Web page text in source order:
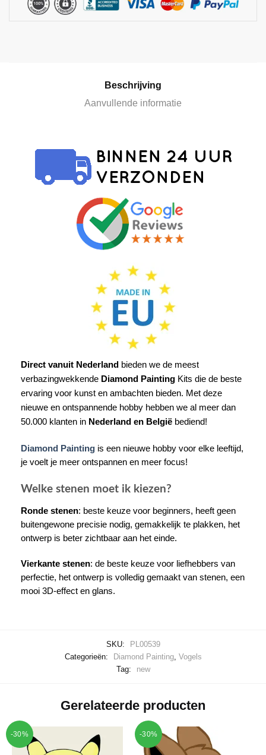
Beschrijving
Aanvullende informatie
Direct vanuit Nederland bieden we de meest
verbazingwekkende Diamond Painting Kits die de beste
ervaring voor kunst en ambachten bieden. Met deze
nieuwe en ontspannende hobby hebben we al meer dan
50.000 klanten in Nederland en België bediend!
Diamond Painting is een nieuwe hobby voor elke leeftijd,
je voelt je meer ontspannen en meer focus!
Welke stenen moet ik kiezen?
Ronde stenen: beste keuze voor beginners, heeft geen
buitengewone precisie nodig, gemakkelijk te plakken, het
ontwerp is beter zichtbaar aan het einde.
Vierkante stenen: de beste keuze voor liefhebbers van
perfectie, het ontwerp is volledig gemaakt van stenen, een
mooi 3D-effect en glans.
SKU:
PL00539
Categorieën:
Diamond Painting, Vogels
Tag:
new
Gerelateerde producten
-30% -30%